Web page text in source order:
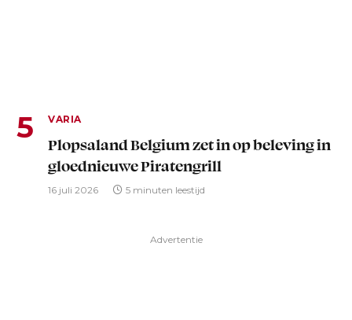
VARIA
Plopsaland Belgium zet in op beleving in
gloednieuwe Piratengrill
16 juli 2026 5 minuten leestijd
Advertentie